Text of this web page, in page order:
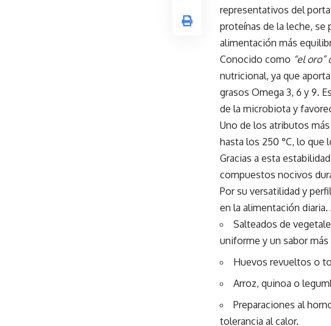
representativos del
proteínas de la leche, se
alimentación más
Conocido como “el
nutricional, ya que
grasos Omega 3, 6 y 9.
de la microbiota y
Uno de los atributos
hasta los 250 °C, lo que
Gracias a esta
compuestos nocivos
Por su versatilidad y
en la alimentación
Salteados de
uniforme y un sabor
Huevos revueltos o
Arroz, quinoa o
Preparaciones al
tolerancia al calor.